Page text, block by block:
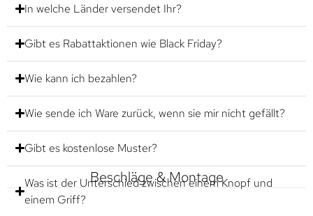
In welche Länder versendet Ihr?
Gibt es Rabattaktionen wie Black Friday?
Wie kann ich bezahlen?
Wie sende ich Ware zurück, wenn sie mir nicht gefällt?
Gibt es kostenlose Muster?
Beschläge & Montage
Was ist der Unterschied zwischen einem Knopf und
einem Griff?